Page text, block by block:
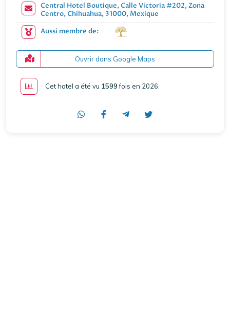
Central Hotel Boutique, Calle Victoria #202, Zona
Centro, Chihuahua, 31000, Mexique
Aussi membre de:
Ouvrir dans Google Maps
Cet hotel a été vu 1599fois en 2026